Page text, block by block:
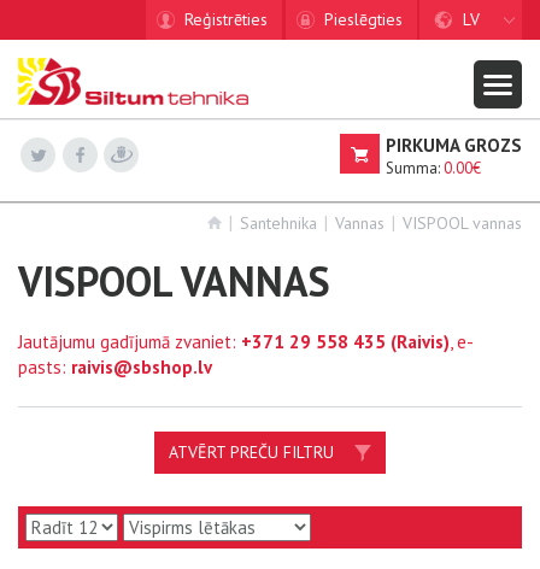
Reģistrēties Pieslēgties LV
PIRKUMA GROZS
Summa:0.00€
Santehnika Vannas VISPOOL vannas
VISPOOL VANNAS
Jautājumu gadījumā zvaniet: +371 29 558 435 (Raivis), e-
pasts: raivis@sbshop.lv
ATVĒRT PREČU FILTRU